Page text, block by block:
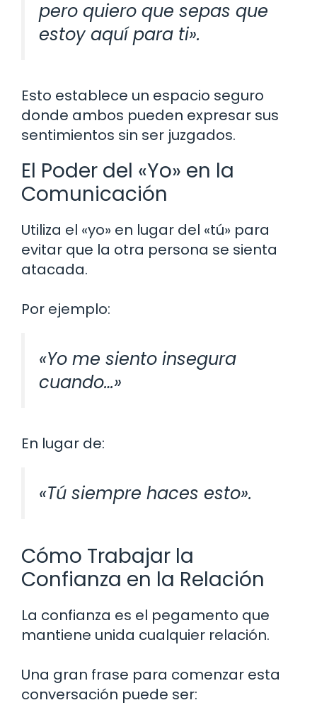
pero quiero que sepas que
estoy aquí para ti».
Esto establece un espacio seguro
donde ambos pueden expresar sus
sentimientos sin ser juzgados.
El Poder del «Yo» en la
Comunicación
Utiliza el «yo» en lugar del «tú» para
evitar que la otra persona se sienta
atacada.
Por ejemplo:
«Yo me siento insegura
cuando…»
En lugar de:
«Tú siempre haces esto».
Cómo Trabajar la
Confianza en la Relación
La confianza es el pegamento que
mantiene unida cualquier relación.
Una gran frase para comenzar esta
conversación puede ser: